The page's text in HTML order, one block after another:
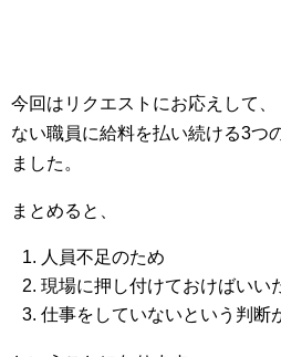
今回はリクエストにお応えして
ない職員に給料を払い続ける3つ
ました。
まとめると、
人員不足のため
現場に押し付けておけばいい
仕事をしていないという判断